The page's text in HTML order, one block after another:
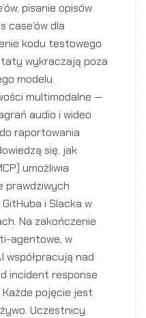
pisanie opisów
case’ów dla
kodu testowego
wykraczają poza
modelu.
multimodalne —
audio i wideo
raportowania
się, jak
umożliwia
prawdziwych
i Slacka w
Na zakończenie
agentowe, w
współpracują nad
incident response
pojęcie jest
Uczestnicy